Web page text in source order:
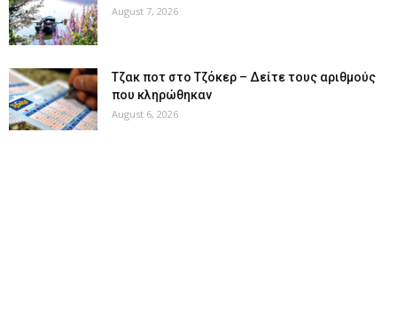
August 7, 2026
Tζακ ποτ στο Τζόκερ – Δείτε τους αριθμούς
που κληρώθηκαν
August 6, 2026